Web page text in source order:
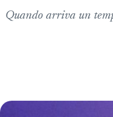
Quando arriva un